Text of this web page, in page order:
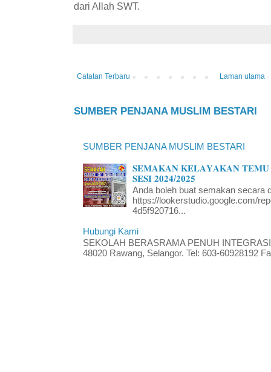
dari Allah SWT.
Catatan Terbaru Laman utama
SUMBER PENJANA MUSLIM BESTARI
SUMBER PENJANA MUSLIM BESTARI
𝐒𝐄𝐌𝐀𝐊𝐀𝐍 𝐊𝐄𝐋𝐀𝐘𝐀𝐊𝐀𝐍 𝐓𝐄𝐌𝐔
𝐒𝐄𝐒𝐈 𝟐𝟎𝟐𝟒/𝟐𝟎𝟐𝟓
Anda boleh buat semakan secara
https://lookerstudio.google.com/
4d5f920716...
Hubungi Kami
SEKOLAH BERASRAMA PENUH
48020 Rawang, Selangor. Tel: 603-60928192